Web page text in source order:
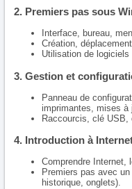
2. Premiers pas sous
Interface, bureau,
Création,
Utilisation de
3. Gestion et
Panneau de
imprimantes, mises à
Raccourcis, clé USB,
4. Introduction à
Comprendre Internet,
Premiers pas avec
historique, onglets).